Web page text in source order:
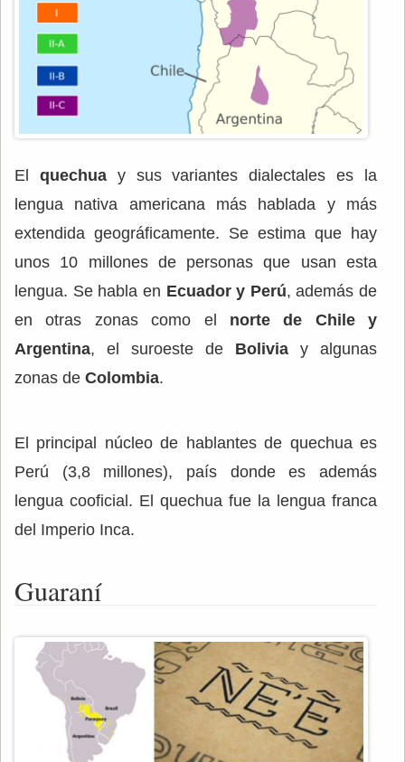
El quechuay sus variantes dialectales es la
lengua nativa americana más hablada y más
extendida geográficamente. Se estima que hay
unos 10 millones de personas que usan esta
lengua. Se habla en Ecuador y Perú, además de
en otras zonas como el norte de Chile y
Argentina, el suroeste de Bolivia y algunas
zonas de Colombia.
El principal núcleo de hablantes de quechua es
Perú (3,8 millones), país donde es además
lengua cooficial. El quechua fue la lengua franca
del Imperio Inca.
Guaraní